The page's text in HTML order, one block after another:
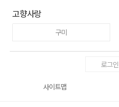
고향사랑
구미
로그인
사이트맵